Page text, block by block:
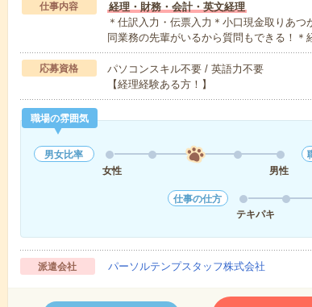
仕事内容
経理・財務・会計・英文経理
＊仕訳入力・伝票入力＊小口現金取りあ
同業務の先輩がいるから質問もできる！
応募資格
パソコンスキル不要 / 英語力不要
【経理経験ある方！】
職場の雰囲気
男女比率
女性
男性
仕事の仕方
テキパキ
派遣会社 パーソルテンプスタッフ株式会社